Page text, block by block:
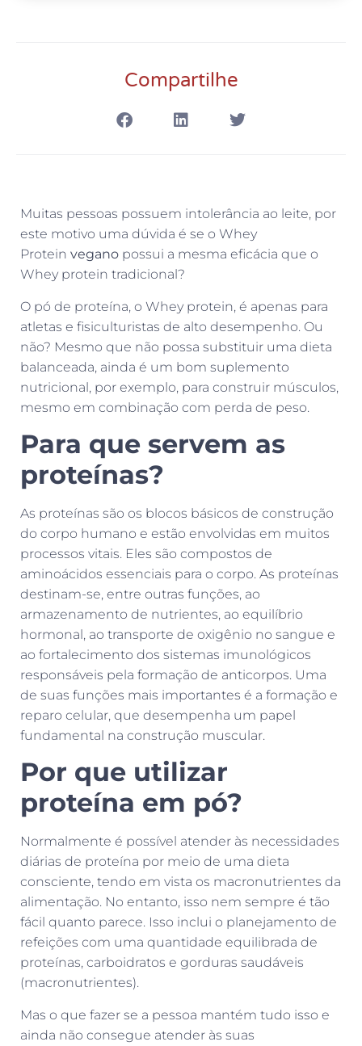
Compartilhe
Muitas pessoas possuem intolerância ao leite, por
este motivo uma dúvida é se o Whey
Protein vegano possui a mesma eficácia que o
Whey protein tradicional?
O pó de proteína, o Whey protein, é apenas para
atletas e fisiculturistas de alto desempenho. Ou
não? Mesmo que não possa substituir uma dieta
balanceada, ainda é um bom suplemento
nutricional, por exemplo, para construir músculos,
mesmo em combinação com perda de peso.
Para que servem as
proteínas?
As proteínas são os blocos básicos de construção
do corpo humano e estão envolvidas em muitos
processos vitais. Eles são compostos de
aminoácidos essenciais para o corpo. As proteínas
destinam-se, entre outras funções, ao
armazenamento de nutrientes, ao equilíbrio
hormonal, ao transporte de oxigênio no sangue e
ao fortalecimento dos sistemas imunológicos
responsáveis pela formação de anticorpos. Uma
de suas funções mais importantes é a formação e
reparo celular, que desempenha um papel
fundamental na construção muscular.
Por que utilizar
proteína em pó?
Normalmente é possível atender às necessidades
diárias de proteína por meio de uma dieta
consciente, tendo em vista os macronutrientes da
alimentação. No entanto, isso nem sempre é tão
fácil quanto parece. Isso inclui o planejamento de
refeições com uma quantidade equilibrada de
proteínas, carboidratos e gorduras saudáveis
(macronutrientes).
Mas o que fazer se a pessoa mantém tudo isso e
ainda não consegue atender às suas